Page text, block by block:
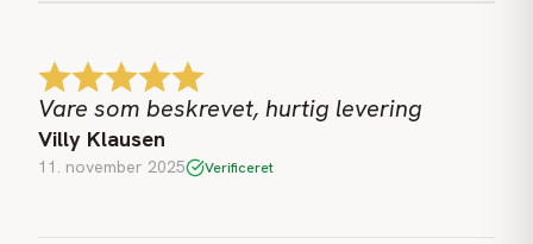
Vare som beskrevet, hurtig levering
Villy Klausen
11. november 2025 Verificeret